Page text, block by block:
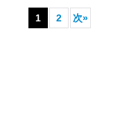
1 2 次»